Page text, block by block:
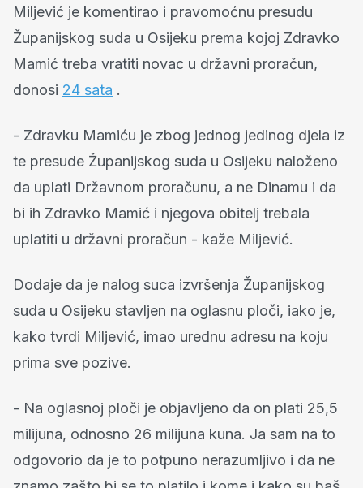
Miljević je komentirao i pravomoćnu presudu
Županijskog suda u Osijeku prema kojoj Zdravko
Mamić treba vratiti novac u državni proračun,
donosi 24 sata .
- Zdravku Mamiću je zbog jednog jedinog djela iz
te presude Županijskog suda u Osijeku naloženo
da uplati Državnom proračunu, a ne Dinamu i da
bi ih Zdravko Mamić i njegova obitelj trebala
uplatiti u državni proračun - kaže Miljević.
Dodaje da je nalog suca izvršenja Županijskog
suda u Osijeku stavljen na oglasnu ploči, iako je,
kako tvrdi Miljević, imao urednu adresu na koju
prima sve pozive.
- Na oglasnoj ploči je objavljeno da on plati 25,5
milijuna, odnosno 26 milijuna kuna. Ja sam na to
odgovorio da je to potpuno nerazumljivo i da ne